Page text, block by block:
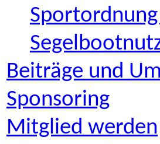
Beiträge und
Sponsoring
Mitglied werden